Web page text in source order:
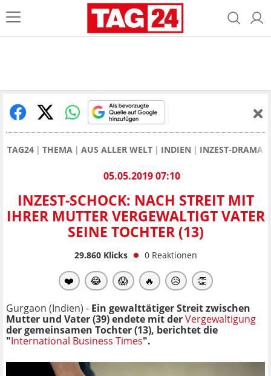
TAG24 THEMA AUS ALLER WELT INDIEN INZEST-DRAMA
05.05.2019 07:10
INZEST-SCHOCK: NACH STREIT MIT
IHRER MUTTER VERGEWALTIGT VATER
SEINE TOCHTER (13)
29.860Klicks 0 Reaktionen
❤️ 😂 😱 🔥 😥 👏
Gurgaon (Indien) - Ein gewalttätiger Streit zwischen
Mutter und Vater (39) endete mit derVergewaltigung
der gemeinsamen Tochter (13), berichtet die
"International Business Times".